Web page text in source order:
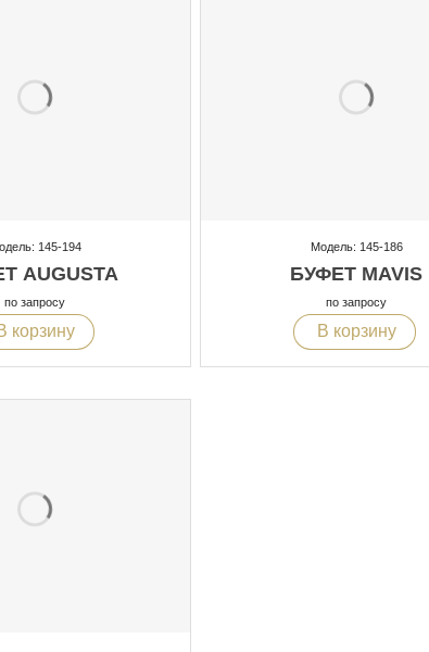
145-194
AUGUSTA
по запросу
корзину
Модель: 145-186
БУФЕТ MAVIS
по запросу
В корзину